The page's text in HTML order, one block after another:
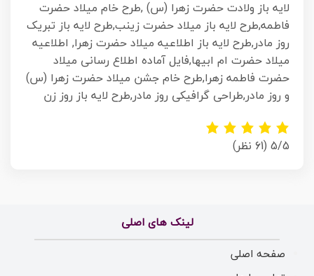
لایه باز ولادت حضرت زهرا (س) ,طرح خام میلاد حضرت
فاطمه,طرح لایه باز میلاد حضرت زینب,طرح لایه باز تبریک
روز مادر,طرح لایه باز اطلاعیه میلاد حضرت زهرا, اطلاعیه
میلاد حضرت ام ابیها,فایل آماده اطلاع رسانی میلاد
حضرت فاطمه زهرا,طرح خام جشن میلاد حضرت زهرا (س)
و روز مادر,طراحی گرافیکی روز مادر,طرح لایه باز روز زن
5/5 (61 نظر)
لینک های اصلی
صفحه اصلی